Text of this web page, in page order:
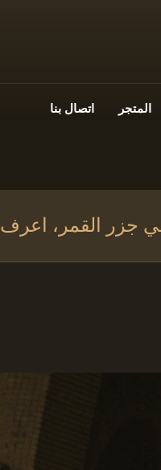
المتجر اتصال بنا
في جزر القمر،